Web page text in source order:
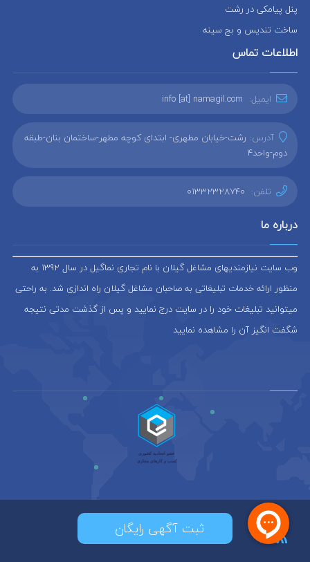
پنل پیامکی در رشت
ساخت تندیس و بج سینه
اطلاعات تماس
ایمیل: info [at] namagil.com
آدرس: رشت-خیابان مطهری- ابتدای کوچه مطهر-ساختمان بنان-طبقه
دوم-واحد4
تلفن: 01332328740
درباره ما
وب سایت نیازمندیهای مشاغل گیلان با نام تجاری نماگیل در سال 1392 به
منظور ارائه خدمات تبلیغاتی به صاحبان مشاغل گیلان راه اندازی شد. به راحتی
میتوانید تبلیغات خود را در سایت درج نمایید و پس از گذشت مدتی نتیجه
شگفت انگیز آن را مشاهده نمایید
ثبت آگهی رایگان